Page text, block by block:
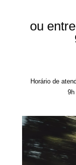
ou
Horário de
9h